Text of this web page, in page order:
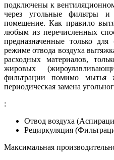
подключены к
через угольные фильтры и
помещение. Как правило
любым из перечисленных
предназначенные только
режиме отвода воздуха
расходных материалов,
жировых
фильтрации помимо мытья
периодическая замена
:
Отвод воздуха
Рециркуляция
Максимальная